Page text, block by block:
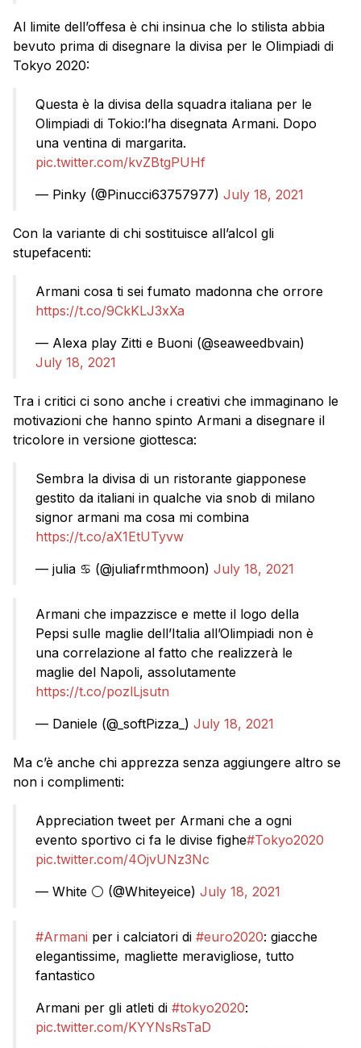
Al limite dell’offesa è chi insinua che lo stilista abbia
bevuto prima di disegnare la divisa per le Olimpiadi di
Tokyo 2020:
Questa è la divisa della squadra italiana per le
Olimpiadi di Tokio:l’ha disegnata Armani. Dopo
una ventina di margarita.
pic.twitter.com/kvZBtgPUHf
— Pinky (@Pinucci63757977) July 18, 2021
Con la variante di chi sostituisce all’alcol gli
stupefacenti:
Armani cosa ti sei fumato madonna che orrore
https://t.co/9CkKLJ3xXa
— Alexa play Zitti e Buoni (@seaweedbvain)
July 18, 2021
Tra i critici ci sono anche i creativi che immaginano le
motivazioni che hanno spinto Armani a disegnare il
tricolore in versione giottesca:
Sembra la divisa di un ristorante giapponese
gestito da italiani in qualche via snob di milano
signor armani ma cosa mi combina
https://t.co/aX1EtUTyvw
— julia ♋️ (@juliafrmthmoon) July 18, 2021
Armani che impazzisce e mette il logo della
Pepsi sulle maglie dell’Italia all’Olimpiadi non è
una correlazione al fatto che realizzerà le
maglie del Napoli, assolutamente
https://t.co/pozlLjsutn
— Daniele (@_softPizza_) July 18, 2021
Ma c’è anche chi apprezza senza aggiungere altro se
non i complimenti:
Appreciation tweet per Armani che a ogni
evento sportivo ci fa le divise fighe#Tokyo2020
pic.twitter.com/4OjvUNz3Nc
— White ⚪ (@Whiteyeice) July 18, 2021
#Armani per i calciatori di #euro2020: giacche
elegantissime, magliette meravigliose, tutto
fantastico
Armani per gli atleti di #tokyo2020:
pic.twitter.com/KYYNsRsTaD